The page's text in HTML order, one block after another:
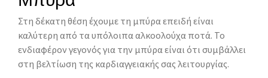
Στη δέκατη θέση έχουμε τη μπύρα επειδή είναι
καλύτερη από τα υπόλοιπα αλκοολούχα ποτά. Το
ενδιαφέρον γεγονός για την μπύρα είναι ότι συμβάλλει
στη βελτίωση της καρδιαγγειακής σας λειτουργίας.